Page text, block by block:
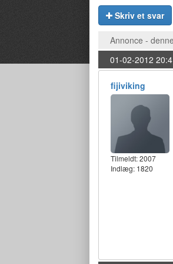
Skriv et svar
Annonce -
01-02-2012
fijiviking
Tilmeldt:2007
Indlæg: 1820